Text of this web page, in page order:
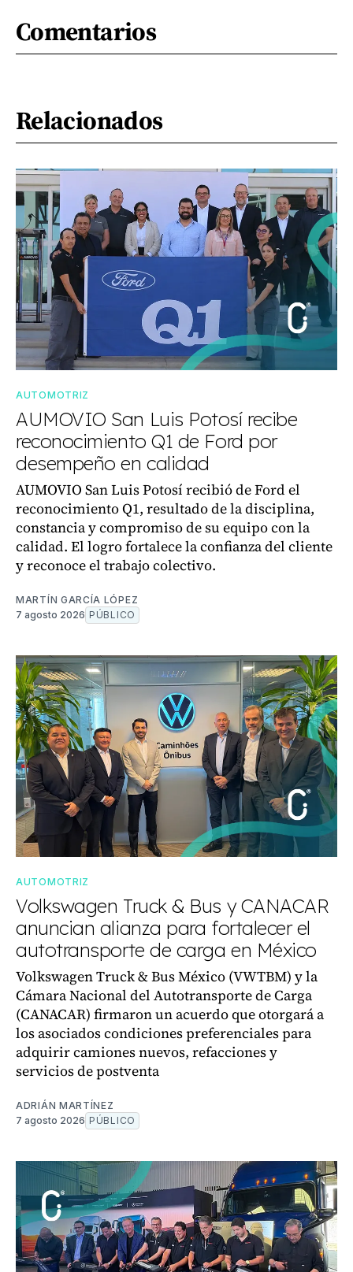
Comentarios
Relacionados
AUTOMOTRIZ
AUMOVIO San Luis Potosí recibe
reconocimiento Q1 de Ford por
desempeño en calidad
AUMOVIO San Luis Potosí recibió de Ford el
reconocimiento Q1, resultado de la disciplina,
constancia y compromiso de su equipo con la
calidad. El logro fortalece la confianza del cliente
y reconoce el trabajo colectivo.
MARTÍN GARCÍA LÓPEZ
7 agosto 2026 PÚBLICO
AUTOMOTRIZ
Volkswagen Truck & Bus y CANACAR
anuncian alianza para fortalecer el
autotransporte de carga en México
Volkswagen Truck & Bus México (VWTBM) y la
Cámara Nacional del Autotransporte de Carga
(CANACAR) firmaron un acuerdo que otorgará a
los asociados condiciones preferenciales para
adquirir camiones nuevos, refacciones y
servicios de postventa
ADRIÁN MARTÍNEZ
7 agosto 2026 PÚBLICO